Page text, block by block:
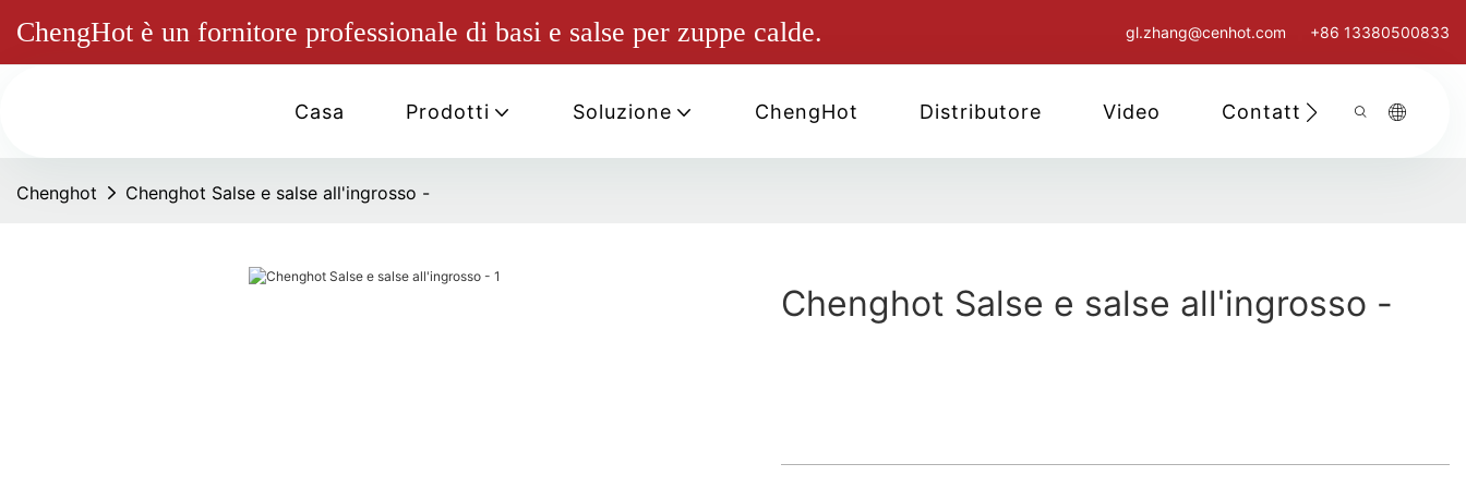
ChengHot è un fornitore professionale di basi e salse per zuppe calde. gl.zhang@cenhot.com +86 13380500833
Casa Prodotti Soluzione ChengHot Distributore Video Contattaci
Chenghot Chenghot Salse e salse all'ingrosso -
Chenghot Salse e salse all'ingrosso -